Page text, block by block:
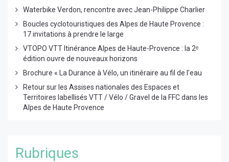
Waterbike Verdon, rencontre avec Jean-Philippe Charlier
Boucles cyclotouristiques des Alpes de Haute Provence :
17 invitations à prendre le large
VTOPO VTT Itinérance Alpes de Haute-Provence : la 2ᵉ
édition ouvre de nouveaux horizons
Brochure « La Durance à Vélo, un itinéraire au fil de l’eau
Retour sur les Assises nationales des Espaces et
Territoires labellisés VTT / Vélo / Gravel de la FFC dans les
Alpes de Haute Provence
Rubriques